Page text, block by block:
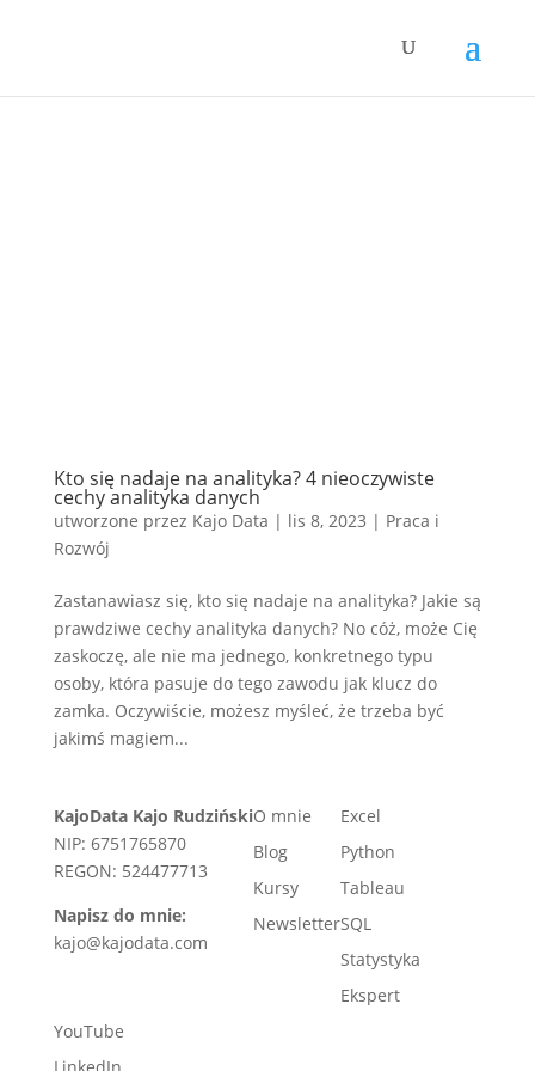
Kto się nadaje na analityka? 4 nieoczywiste
cechy analityka danych
utworzone przez Kajo Data | lis 8, 2023 | Praca i
Rozwój
Zastanawiasz się, kto się nadaje na analityka? Jakie są
prawdziwe cechy analityka danych? No cóż, może Cię
zaskoczę, ale nie ma jednego, konkretnego typu
osoby, która pasuje do tego zawodu jak klucz do
zamka. Oczywiście, możesz myśleć, że trzeba być
jakimś magiem...
KajoData Kajo Rudziński
NIP: 6751765870
REGON: 524477713
Napisz do mnie:
kajo@kajodata.com
O mnie
Blog
Kursy
Newsletter
Excel
Python
Tableau
SQL
Statystyka
Ekspert
YouTube